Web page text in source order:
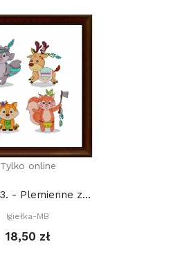
Tylko online
10 K 003. - Plemienne zwierzęta III (PDF)
Igiełka-MB
18,50 zł